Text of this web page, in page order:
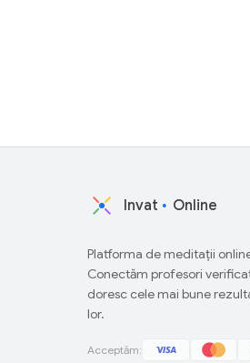
Invat Online
Platforma de meditații
Conectăm profesori
doresc cele mai bune
lor.
Acceptăm: